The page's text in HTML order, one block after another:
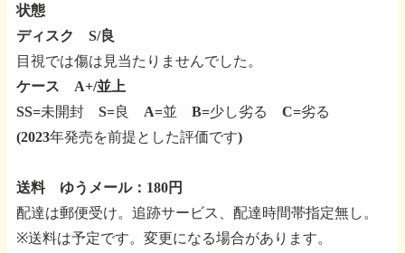
状態
ディスク S/良
目視では傷は見当たりませんでした。
ケース A+/並上
SS=未開封 S=良 A=並 B=少し劣る C=劣る
(2023年発売を前提とした評価です)
送料 ゆうメール：180円
配達は郵便受け。追跡サービス、配達時間帯指定無し。
※送料は予定です。変更になる場合があります。